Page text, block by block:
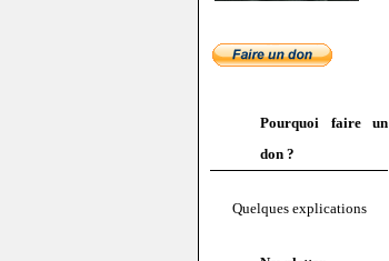
Pourquoi faire un
don ?
Quelques explications